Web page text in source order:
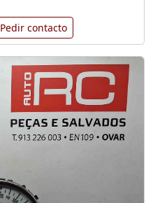
Pedir contacto